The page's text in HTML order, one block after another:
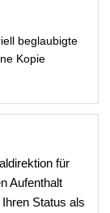
beglaubigte
Kopie
für
Aufenthalt
Status als